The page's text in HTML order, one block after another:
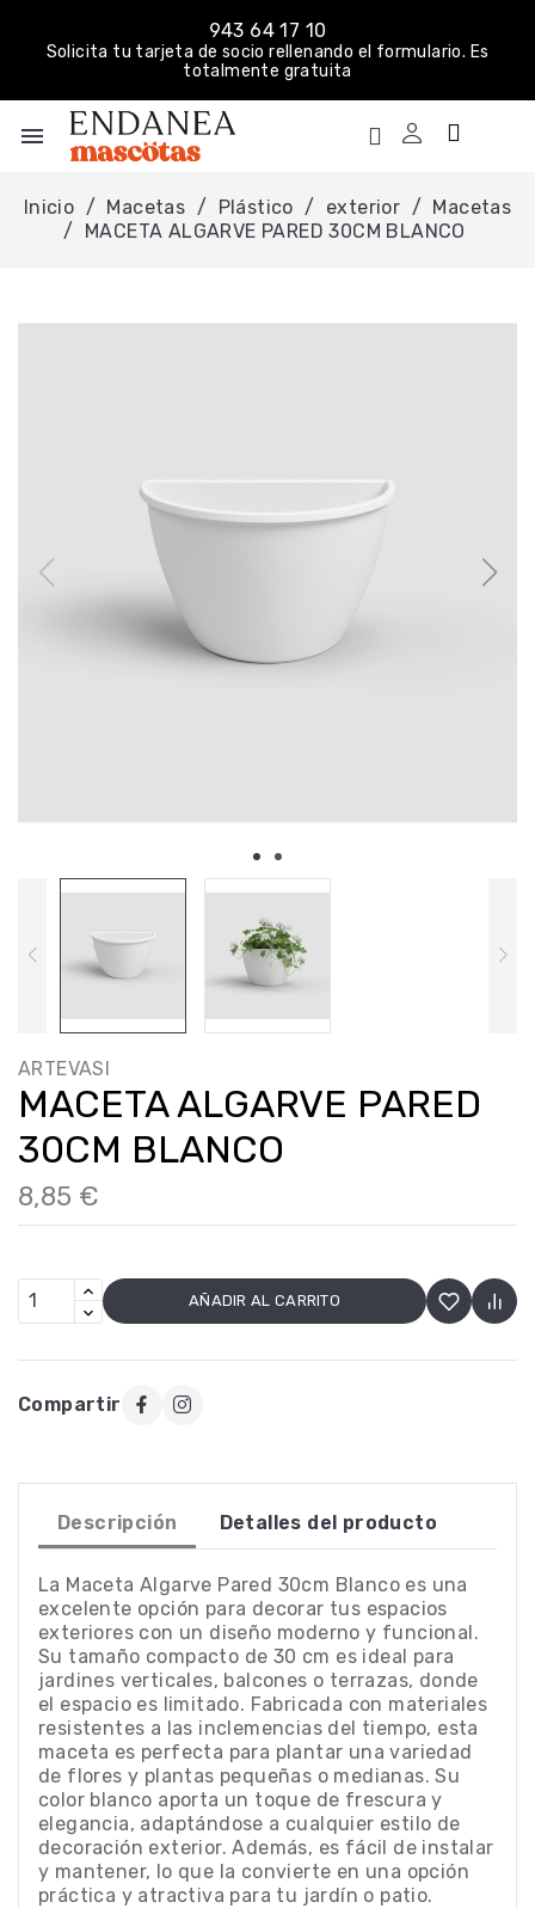
943 64 17 10
Solicita tu tarjeta de socio rellenando el formulario. Es
totalmente gratuita
menu
Inicio Macetas Plástico exterior
Macetas
MACETA ALGARVE PARED 30CM BLANCO
ARTEVASI
MACETA ALGARVE PARED
30CM BLANCO
8,85 €
AÑADIR AL CARRITO
Compartir
Descripción Detalles del producto
La Maceta Algarve Pared 30cm Blanco es una
excelente opción para decorar tus espacios
exteriores con un diseño moderno y funcional.
Su tamaño compacto de 30 cm es ideal para
jardines verticales, balcones o terrazas, donde
el espacio es limitado. Fabricada con materiales
resistentes a las inclemencias del tiempo, esta
maceta es perfecta para plantar una variedad
de flores y plantas pequeñas o medianas. Su
color blanco aporta un toque de frescura y
elegancia, adaptándose a cualquier estilo de
decoración exterior. Además, es fácil de instalar
y mantener, lo que la convierte en una opción
práctica y atractiva para tu jardín o patio.